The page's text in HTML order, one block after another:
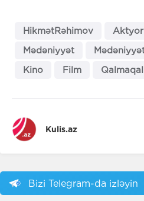
HikmətRəhimov Aktyor
Mədəniyyət
Kino
Film Qalmaqal
Kulis.az
Bizi Telegram-da izləyin